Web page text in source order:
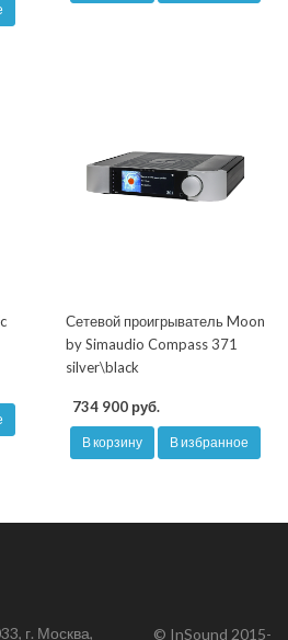
Сетевой проигрыватель Moon
by Simaudio Compass 371
silver\black
734 900 руб.
В корзину В избранное
г. Москва, © InSound 2015-